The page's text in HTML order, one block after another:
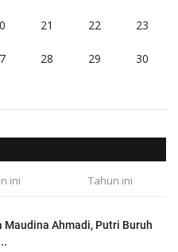
21 22 23
28 29 30
ini Tahun ini
Maudina Ahmadi, Putri Buruh